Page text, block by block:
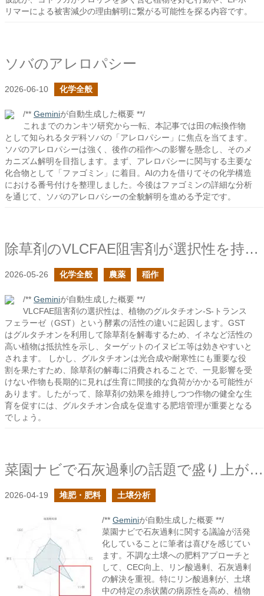
リマーによる被害減少の理由解明に繋がる可能性を探る内容です。
ソバのアレロパシー
2026-06-10 化学全般
/** Geminiが自動生成した概要 **/
これまでのカンキツ研究から一転、本記事では田の転換作物
として知られるタデ科ソバの「アレロパシー」に焦点を当てます。
ソバのアレロパシーは強く、後作の稲作への影響を懸念し、そのメ
カニズム解明を目指します。まず、アレロパシーに関与する主要な
化合物として「ファゴミン」に着目。AIの力を借りてその化学構造
における番号付けを整理しました。今後はファゴミンの詳細な分析
を通じて、ソバのアレロパシーの全貌解明を進める予定です。
除草剤のVLCFAE阻害剤が選択性を持つ理由
2026-05-26 化学全般 農薬 稲作
/** Geminiが自動生成した概要 **/
VLCFAE阻害剤の選択性は、植物のグルタチオン-S-トランス
フェラーゼ（GST）という酵素の活性の違いに起因します。GST
はグルタチオンを利用して除草剤を解毒するため、イネなど活性の
高い植物は抵抗性を示し、ターゲットのイヌビエ等は効きやすいと
されます。 しかし、グルタチオンは光合成や耐寒性にも重要な役
割を果たすため、除草剤の解毒に消費されることで、一見影響を受
けない作物も長期的に見れば生育に間接的な負荷がかかる可能性が
あります。したがって、除草剤の効果を維持しつつ作物の健全な生
育を促すには、グルタチオン合成を促進する肥培管理が重要となる
でしょう。
菜園ナビで石灰過剰の話題で盛り上がっていて嬉しい
2026-04-19 堆肥・肥料 土壌分析
/** Geminiが自動生成した概要 **/
菜園ナビで石灰過剰に関する議論が活発
化していることに筆者は喜びを感じてい
ます。不調な土壌への肥料アプローチと
して、CEC向上、リン酸過剰、石灰過剰
の解決を重視。特にリン酸過剰が、土壌
中の特定の糸状菌の病原性を高め、植物